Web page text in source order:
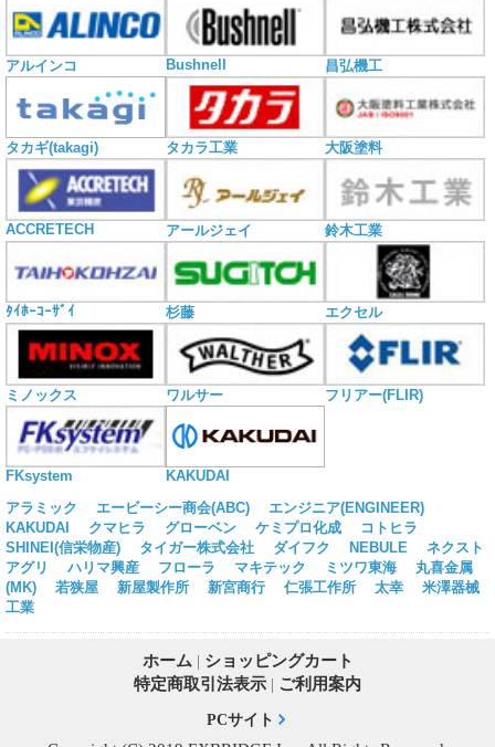
アルインコ Bushnell 昌弘機工
タカギ(takagi) タカラ工業 大阪塗料
ACCRETECH アールジェイ 鈴木工業
ﾀｲﾎｰｺｰｻﾞｲ 杉藤 エクセル
ミノックス ワルサー フリアー(FLIR)
FKsystem
KAKUDAI
アラミック
エービーシー商会(ABC)
エンジニア(ENGINEER)
KAKUDAI
クマヒラ グローベン ケミプロ化成
コトヒラ
SHINEI(信栄物産)
タイガー株式会社 ダイフク NEBULE
ネクスト
アグリ
ハリマ興産 フローラ マキテック ミツワ東海
丸喜金属
(MK)
若狭屋 新屋製作所 新宮商行 仁張工作所 太幸
米澤器械
工業
ホーム | ショッピングカート
特定商取引法表示 | ご利用案内
PCサイト